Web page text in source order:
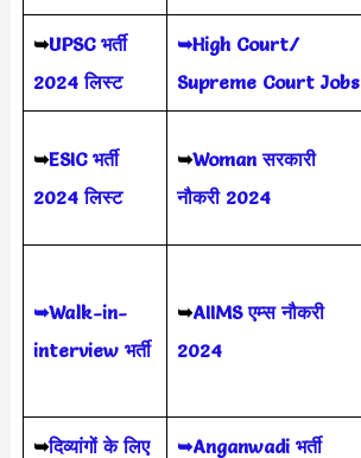
➥UPSC भर्ती
2024 लिस्ट
➥High Court/
Supreme Court Jobs
➥ESIC भर्ती
2024 लिस्ट
➥Woman सरकारी
नौकरी 2024
➥Walk-in-
interview भर्ती
➥AIIMS एम्स नौकरी
2024
➥दिव्यांगों के लिए
➥Anganwadi भर्ती